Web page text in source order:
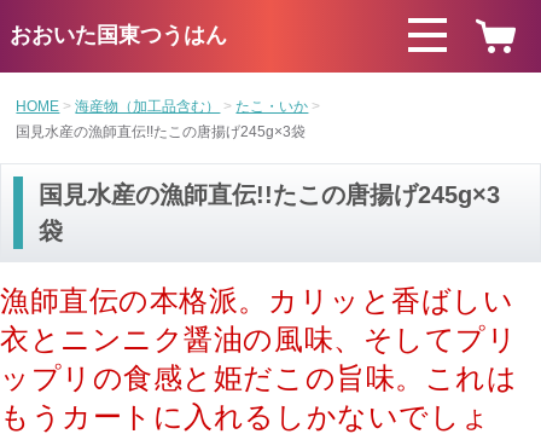
おおいた国東つうはん
HOME 海産物（加工品含む）
たこ・いか
国見水産の漁師直伝!!たこの唐揚げ245g×3袋
国見水産の漁師直伝!!たこの唐揚げ245g×3
袋
漁師直伝の本格派。カリッと香ばしい
衣とニンニク醤油の風味、そしてプリ
ップリの食感と姫だこの旨味。これは
もうカートに入れるしかないでしょ